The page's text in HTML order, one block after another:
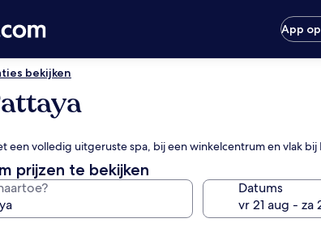
App
bekijken
een volledig uitgeruste spa, bij een winkelcentrum en vlak bij
prijzen te bekijken
Datums